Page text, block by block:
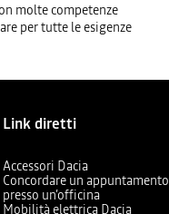
molte competenze
per tutte le esigenze
Link diretti
Accessori Dacia
Concordare un appuntamento
presso un’officina
Mobilità elettrica Dacia